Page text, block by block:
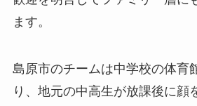
ます。
島原市のチームは中学校の体育
り、地元の中高生が放課後に顔